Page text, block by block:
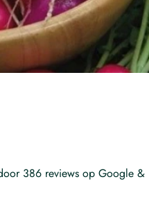
386 reviews op Google &